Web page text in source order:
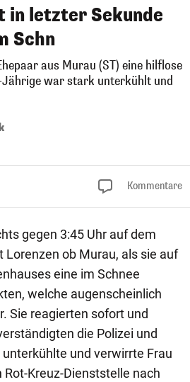
in letzter Sekunde
Schn
aus Murau (ST) eine hilflose
Jährige war stark unterkühlt und
Kommentare
gegen 3:45 Uhr auf dem
Lorenzen ob Murau, als sie auf
eine im Schnee
welche augenscheinlich
Sie reagierten sofort und
die Polizei und
und verwirrte Frau
Kreuz-Dienststelle nach